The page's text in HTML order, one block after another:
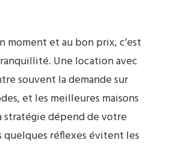
moment et au bon prix, c’est
Une location avec
souvent la demande sur
et les meilleures maisons
dépend de votre
quelques réflexes évitent les